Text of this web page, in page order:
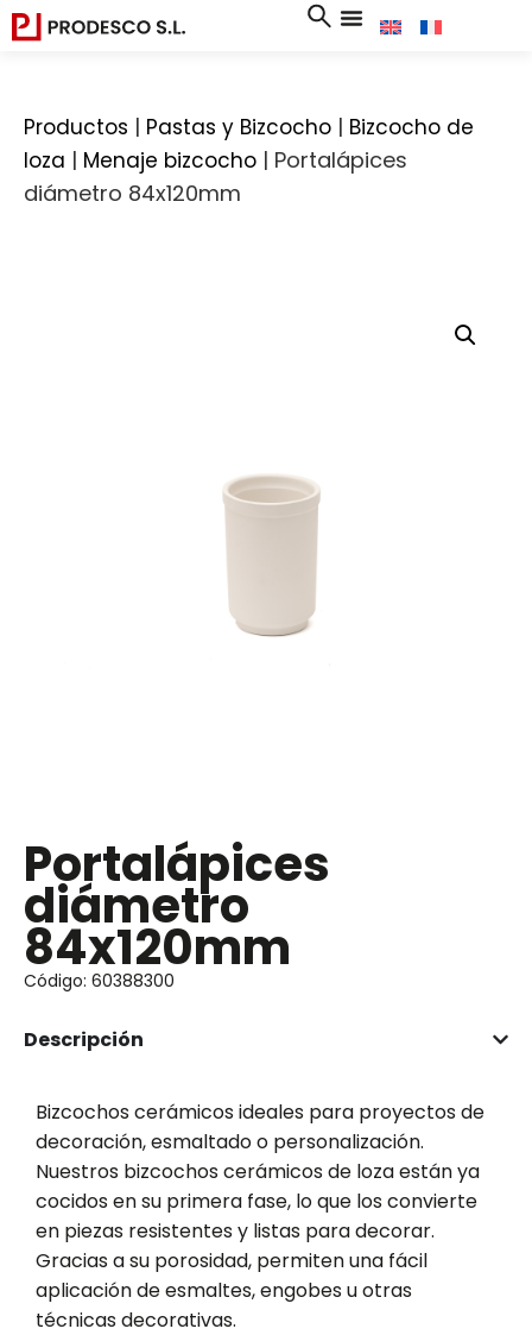
Productos | Pastas y Bizcocho | Bizcocho de
loza | Menaje bizcocho | Portalápices
diámetro 84x120mm
Portalápices
diámetro
84x120mm
Código: 60388300
Descripción
Bizcochos cerámicos ideales para proyectos de
decoración, esmaltado o personalización.
Nuestros bizcochos cerámicos de loza están ya
cocidos en su primera fase, lo que los convierte
en piezas resistentes y listas para decorar.
Gracias a su porosidad, permiten una fácil
aplicación de esmaltes, engobes u otras
técnicas decorativas.